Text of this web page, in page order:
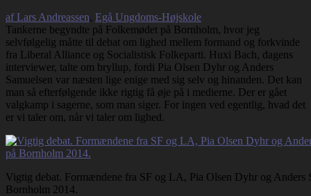
af Lars Andreassen, Egå Ungdoms-Højskole
Tankerne begyndte på Folkemødet på Bornholm, hvor jeg
selvfølgelig måtte til debat om lighed mellem formand og forkvinde
fra Liberal Alliance og Socialistisk Folkeparti. Huxi Bach, dagens
interviewer, talte om bryllup, fordi Pia Olsen Dyhr og Anders
Samuelsen var næsten lige enige med sig selv og hinanden. Det kan
man så efterfølgende ikke rigtig få øje på i medierne. Der er gået
valgkamp i sagerne, som man siger. For ingen ved egentlig, hvad det
er vi taler om, når vi taler om lighed.
Vigtig debat. Formændene fra SF og LA, Pia Olsen Dyhr og Anders
Bornholm 2014.